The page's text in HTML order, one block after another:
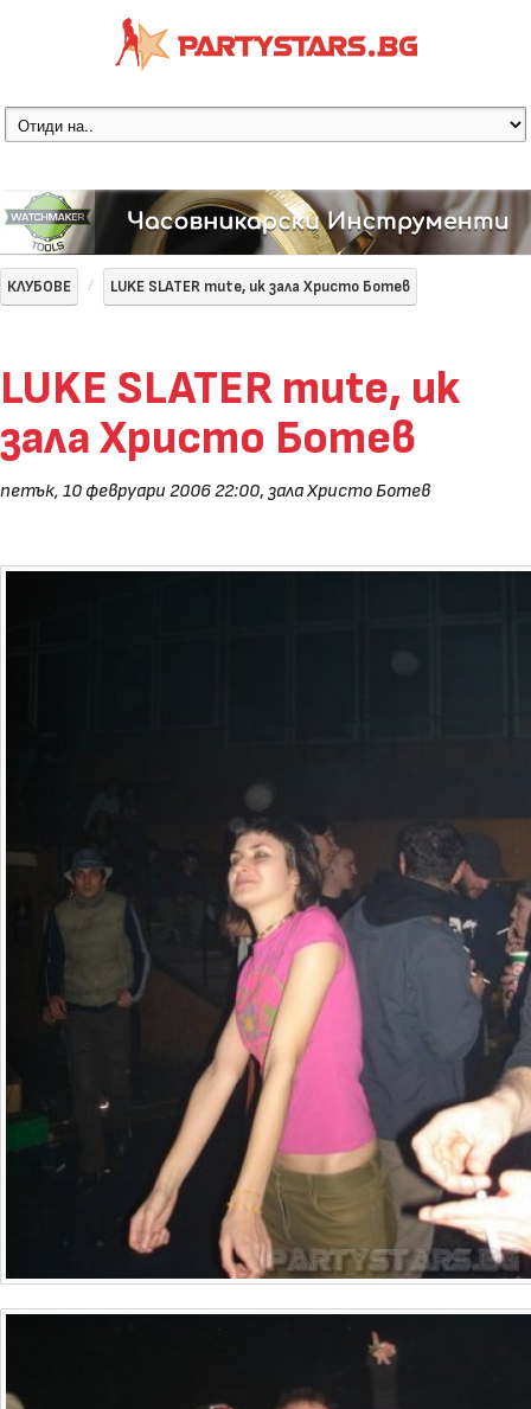
КЛУБОВЕ LUKE SLATER mute, uk зала Христо Ботев
LUKE SLATER mute, uk
зала Христо Ботев
петък, 10 февруари 2006 22:00, зала Христо Ботев